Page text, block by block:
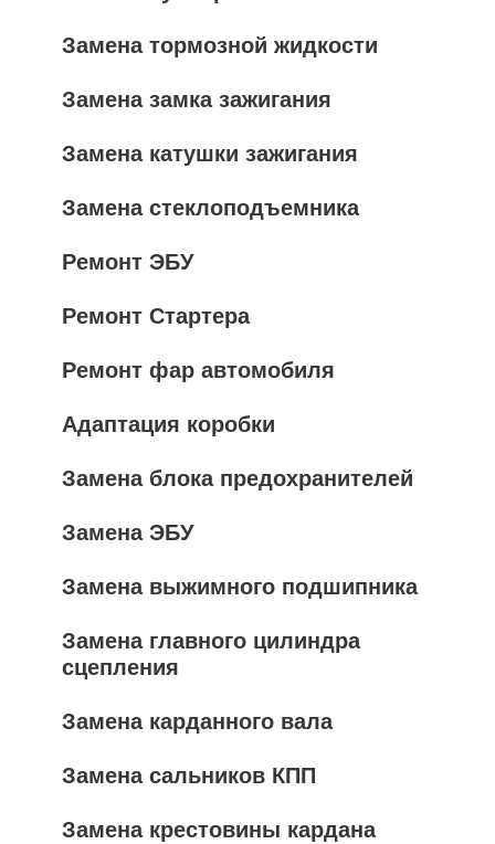
Замена тормозной жидкости
Замена замка зажигания
Замена катушки зажигания
Замена стеклоподъемника
Ремонт ЭБУ
Ремонт Стартера
Ремонт фар автомобиля
Адаптация коробки
Замена блока предохранителей
Замена ЭБУ
Замена выжимного подшипника
Замена главного цилиндра
сцепления
Замена карданного вала
Замена сальников КПП
Замена крестовины кардана